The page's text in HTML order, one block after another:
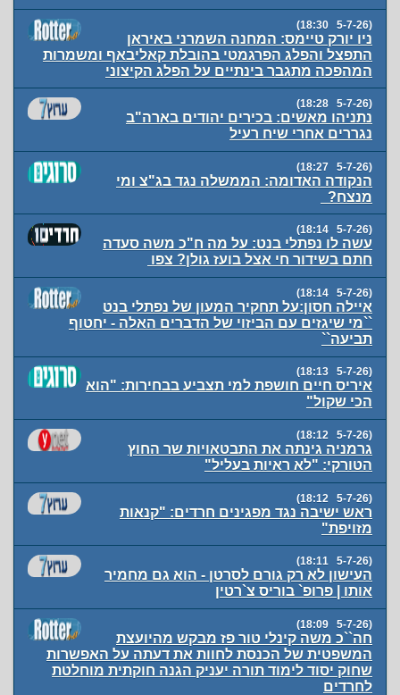
(5-7-26 18:30)
ניו יורק טיימס: המחנה השמרני באיראן
התפצל והפלג הפרגמטי בהובלת קאליבאף ומשמרות
המהפכה מתגבר בינתיים על הפלג הקיצוני
(5-7-26 18:28)
נתניהו מאשים: בכירים יהודים בארה"ב
נגררים אחרי שיח רעיל
(5-7-26 18:27)
הנקודה האדומה: הממשלה נגד בג"צ ומי
מנצח?
(5-7-26 18:14)
עשה לו נפתלי בנט: על מה ח"כ משה סעדה
חתם בשידור חי אצל בועז גולן? צפו
(5-7-26 18:14)
איילה חסון:על תחקיר המעון של נפתלי בנט
``מי שיגזים עם הביזוי של הדברים האלה - יחטוף
תביעה``
(5-7-26 18:13)
איריס חיים חושפת למי תצביע בבחירות: "הוא
הכי שקול"
(5-7-26 18:12)
גרמניה גינתה את התבטאויות שר החוץ
הטורקי: "לא ראיות בעליל"
(5-7-26 18:12)
ראש ישיבה נגד מפגינים חרדים: "קנאות
מזויפת"
(5-7-26 18:11)
העישון לא רק גורם לסרטן - הוא גם מחמיר
אותו | פרופ` בוריס צ`רטין
(5-7-26 18:09)
חה``כ משה קינלי טור פז מבקש מהיועצת
המשפטית של הכנסת לחוות את דעתה על האפשרות
שחוק יסוד לימוד תורה יעניק הגנה חוקתית מוחלטת
לחרדים